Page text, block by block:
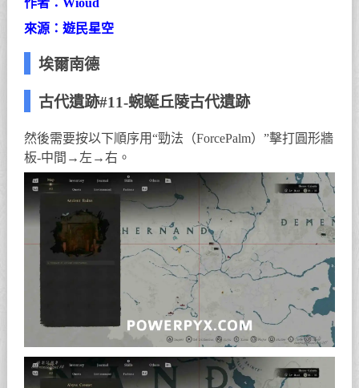
來源：遊民星空
埃爾南德
古代遺跡#11-蜿蜒丘陵古代遺跡
然後需要按以下順序用“勁法（ForcePalm）”擊打圓形牆
板-中間→左→右。